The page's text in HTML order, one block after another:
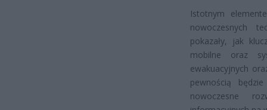
Istotnym
nowoczesnych
pokazały, jak
mobilne oraz
ewakuacyjnych
pewnością
nowoczesne